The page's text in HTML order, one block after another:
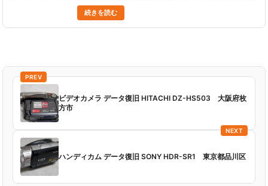
ード ３２ＧＢをCANON ビデオカメラ HF M31 で使用
していたところ、 急に保存した動画が見......
続きを読む
PREV
ビデオカメラ データ復旧 HITACHI DZ-HS503 大阪府枚
方市
NEXT
ハンディカム データ復旧 SONY HDR-SR1 東京都品川区